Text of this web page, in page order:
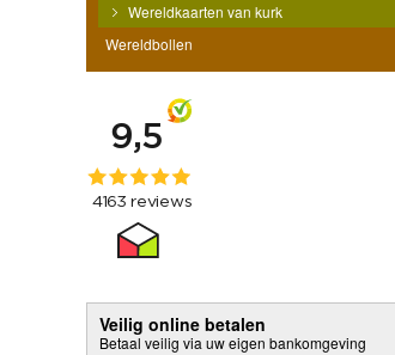
Wereldkaarten van kurk
Wereldbollen
Veilig online betalen
Betaal veilig via uw eigen bankomgeving